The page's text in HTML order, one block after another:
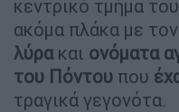
κεντρικό τμήμα
ακόμα πλάκα με τον
λύρακαι ονόματα
του Πόντου που
τραγικά γεγονότα.